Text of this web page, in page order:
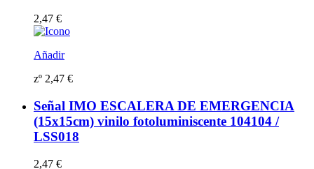
2,47 €
Añadir
zº 2,47 €
Señal IMO ESCALERA DE EMERGENCIA
(15x15cm) vinilo fotoluminiscente 104104 /
LSS018
2,47 €